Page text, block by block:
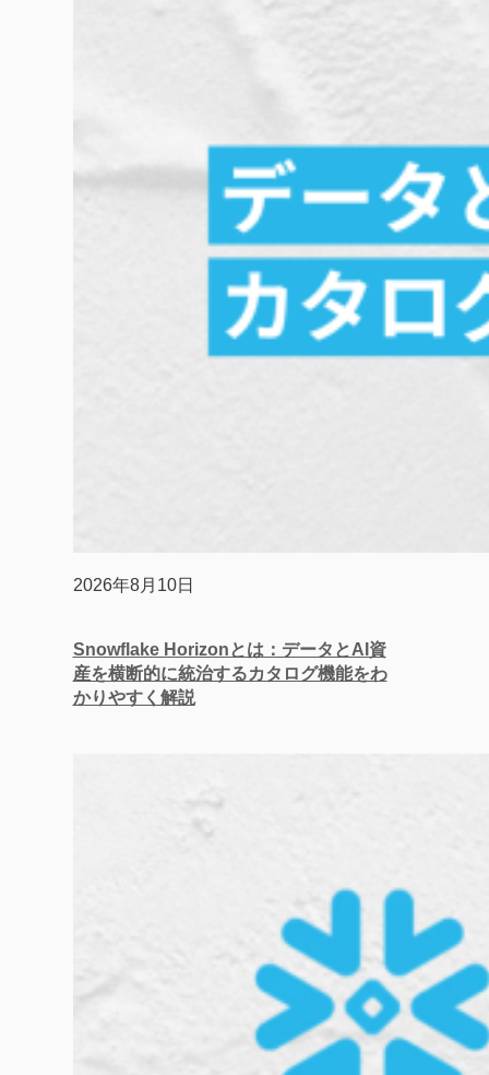
2026年8月10日
Snowflake Horizonとは：データとAI資
産を横断的に統治するカタログ機能をわ
かりやすく解説